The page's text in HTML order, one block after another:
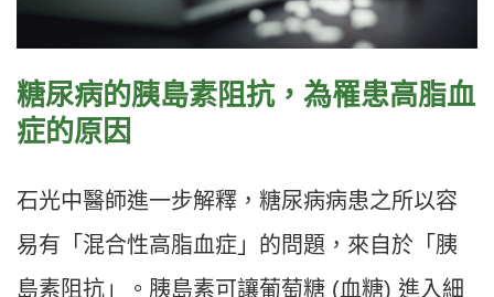
糖尿病的胰島素阻抗，為罹患高脂血
症的原因
石光中醫師進一步解釋，糖尿病病患之所以容
易有「混合性高脂血症」的問題，來自於「胰
島素阻抗」。胰島素可讓葡萄糖 (血糖) 進入細